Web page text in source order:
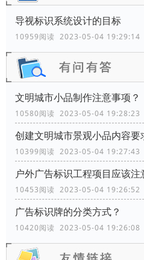
导视标识系统设计的目标
10959阅读 2023-05-04 19:29:14
文明城市小品制作注意事项？
10580阅读 2023-05-04 19:28:23
创建文明城市景观小品内容要
10399阅读 2023-05-04 19:27:43
户外广告标识工程项目应该注
10453阅读 2023-05-04 19:26:52
广告标识牌的分类方式？
10420阅读 2023-05-04 19:26:08